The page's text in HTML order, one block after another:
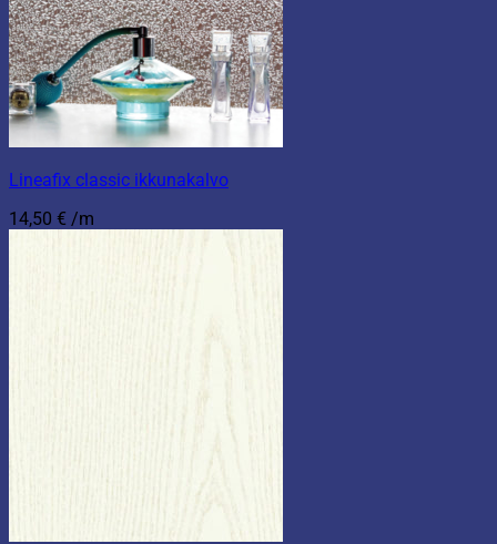
Lineafix classic ikkunakalvo
14,50 € /m